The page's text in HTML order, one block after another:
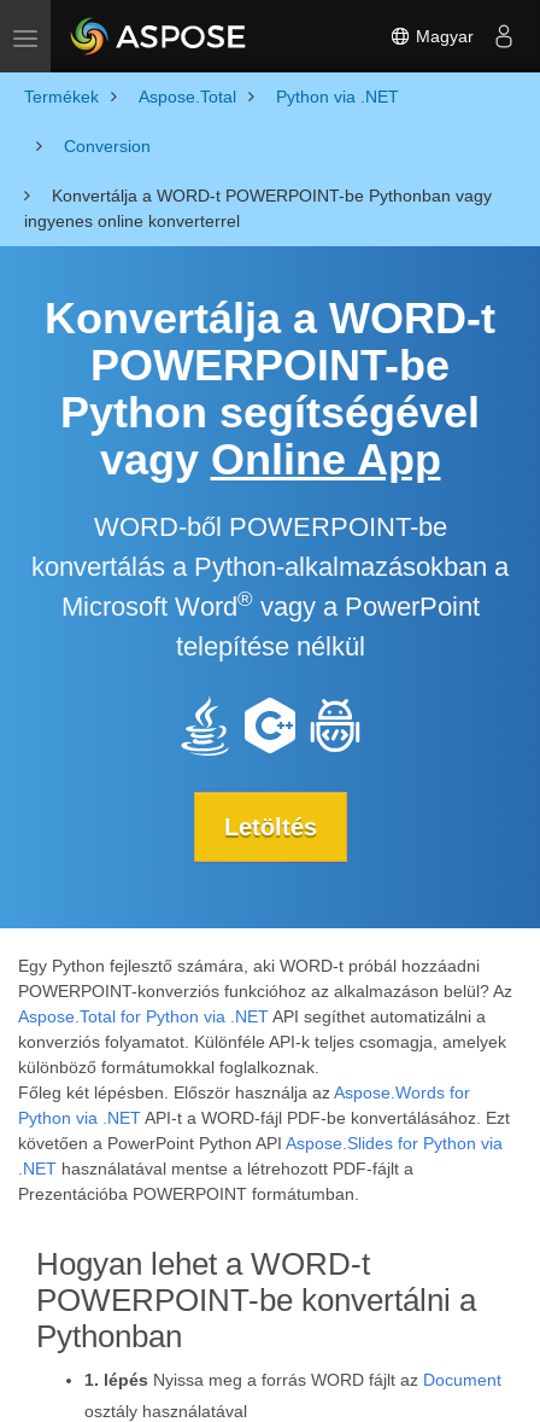
Toggle navigation Magyar
Termékek Aspose.Total Python via .NET
Conversion
Konvertálja a WORD-t POWERPOINT-be Pythonban vagy
ingyenes online konverterrel
Konvertálja a WORD-t
POWERPOINT-be
Python segítségével
vagy Online App
WORD-ből POWERPOINT-be
konvertálás a Python-alkalmazásokban a
Microsoft Word®vagy a PowerPoint
telepítése nélkül
Letöltés
Egy Python fejlesztő számára, aki WORD-t próbál hozzáadni
POWERPOINT-konverziós funkcióhoz az alkalmazáson belül? Az
Aspose.Total for Python via .NETAPI segíthet automatizálni a
konverziós folyamatot. Különféle API-k teljes csomagja, amelyek
különböző formátumokkal foglalkoznak.
Főleg két lépésben. Először használja azAspose.Words for
Python via .NETAPI-t a WORD-fájl PDF-be konvertálásához. Ezt
követően a PowerPoint Python API Aspose.Slides for Python via
.NET használatával mentse a létrehozott PDF-fájlt a
Prezentációba POWERPOINT formátumban.
Hogyan lehet a WORD-t
POWERPOINT-be konvertálni a
Pythonban
1. lépés Nyissa meg a forrás WORD fájlt az Document
osztály használatával